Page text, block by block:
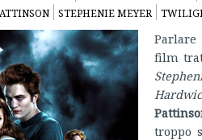
STEPHENIE MEYER
film
troppo